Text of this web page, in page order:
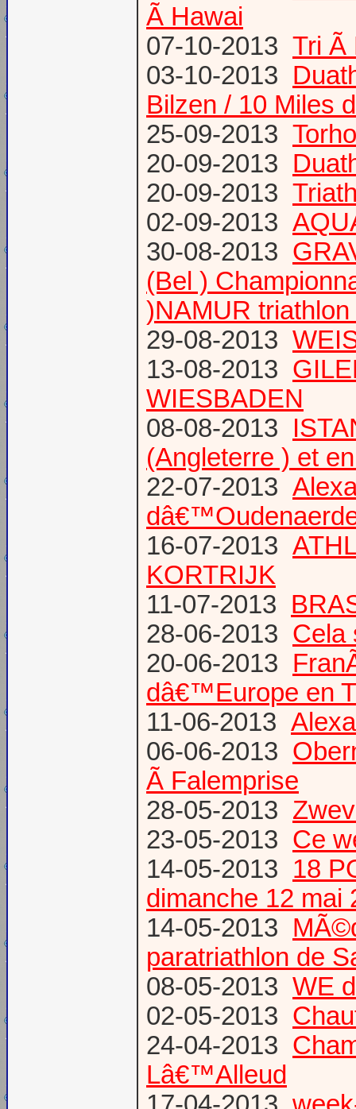
Ã Hawai
07-10-2013 Tri Ã
03-10-2013
Bilzen / 10 Miles
25-09-2013
20-09-2013
20-09-2013
02-09-2013
30-08-2013
(Bel )
)NAMUR
29-08-2013
13-08-2013
WIESBADEN
08-08-2013
(Angleterre ) et
22-07-2013
16-07-2013
KORTRIJK
11-07-2013
28-06-2013 Cela
20-06-2013
dâ€™Europe en
11-06-2013
06-06-2013
Ã Falemprise
28-05-2013
23-05-2013 Ce
14-05-2013 18
dimanche 12 mai
14-05-2013
paratriathlon de
08-05-2013 WE
02-05-2013
24-04-2013
Lâ€™Alleud